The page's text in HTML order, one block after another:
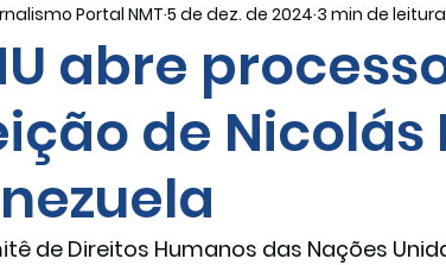
Geral Patrocinadores Vagas de Emprego
Editais Covic-19 Sindicato Rural Adriane
abre
de Nicolás
Portal NMT 5 de dez. de 2024 3 min de leitura
de Direitos Humanos das Nações